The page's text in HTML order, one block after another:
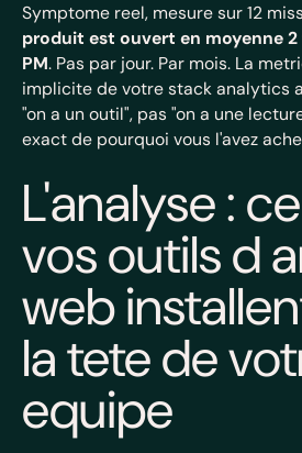
Symptome reel, mesure sur 12
produit est ouvert en moyenne
PM. Pas par jour. Par mois. La
implicite de votre stack analytics
"on a un outil", pas "on a une
exact de pourquoi vous l'avez
L'analyse :
vos outils d
web
la tete de
equipe